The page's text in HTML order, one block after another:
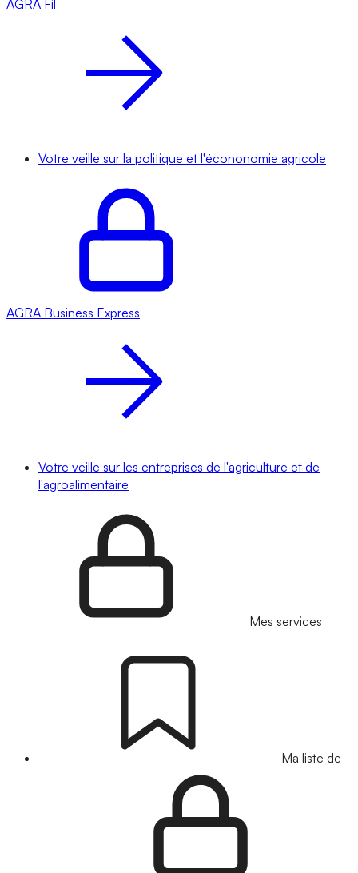
AGRA Fil
Votre veille sur la politique et l'écononomie agricole
AGRA Business Express
Votre veille sur les entreprises de l'agriculture et de
l'agroalimentaire
Mes services
Ma liste de